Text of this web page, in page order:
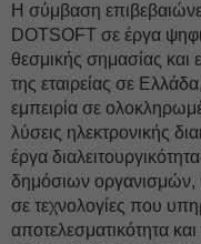
Η σύμβαση
DOTSOFT σε έργα
θεσμικής σημασίας και
της εταιρείας σε
εμπειρία σε
λύσεις ηλεκτρονικής
έργα
δημόσιων οργανισμών,
σε τεχνολογίες που
αποτελεσματικότητα